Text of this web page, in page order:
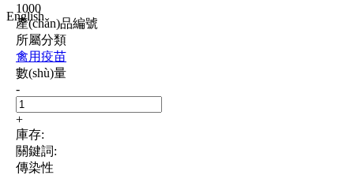
English
1000
產(chǎn)品編號
所屬分類
禽用疫苗
數(shù)量
-
+
庫存:
關鍵詞:
傳染性